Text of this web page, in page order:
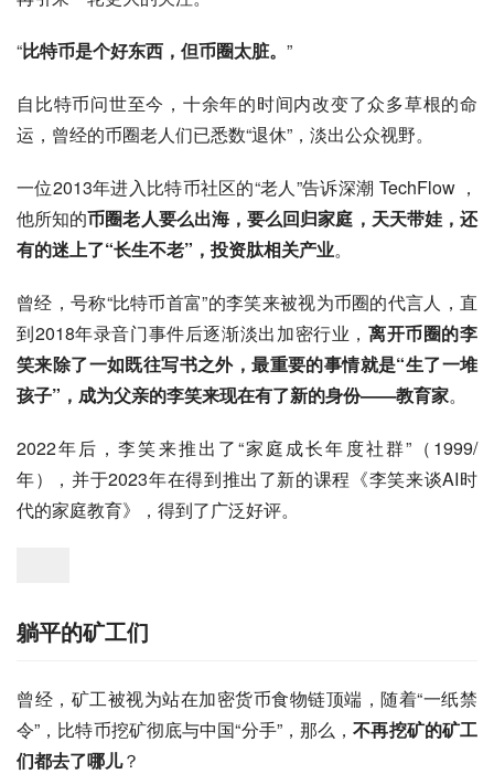
“比特币是个好东西，但币圈太脏。 ”
自比特币问世至今，十余年的时间内改变了众多草根的命
运，曾经的币圈老人们已悉数“退休”，淡出公众视野。
一位2013年进入比特币社区的“老人”告诉深潮 TechFlow ，
他所知的币圈老人要么出海，要么回归家庭，天天带娃，还
有的迷上了“长生不老”，投资肽相关产业。
曾经，号称“比特币首富”的李笑来被视为币圈的代言人，直
到2018年录音门事件后逐渐淡出加密行业， 离开币圈的李
笑来除了一如既往写书之外，最重要的事情就是“生了一堆
孩子”，成为父亲的李笑来现在有了新的身份——教育家。
2022年后，李笑来推出了“家庭成长年度社群”（1999/
年），并于2023年在得到推出了新的课程《李笑来谈AI时
代的家庭教育》，得到了广泛好评。
躺平的矿工们
曾经，矿工被视为站在加密货币食物链顶端，随着“一纸禁
令”，比特币挖矿彻底与中国“分手”，那么，不再挖矿的矿工
们都去了哪儿？